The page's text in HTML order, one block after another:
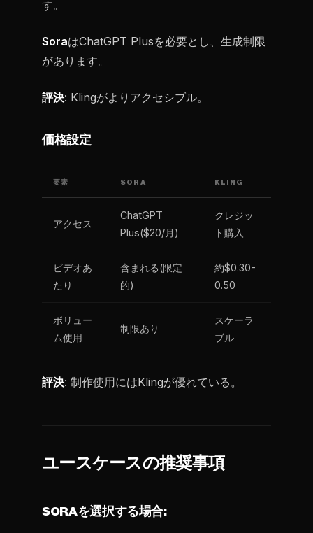
す。
SoraはChatGPT Plusを必要とし、生成制限
があります。
評決: Klingがよりアクセシブル。
価格設定
要素 SORA KLING
アクセス
ChatGPT
Plus($20/月)
クレジッ
ト購入
ビデオあ
たり
含まれる(限定
的)
約$0.30-
0.50
ボリュー
ム使用
制限あり
スケーラ
ブル
評決: 制作使用にはKlingが優れている。
ユースケースの推奨事項
SORAを選択する場合: